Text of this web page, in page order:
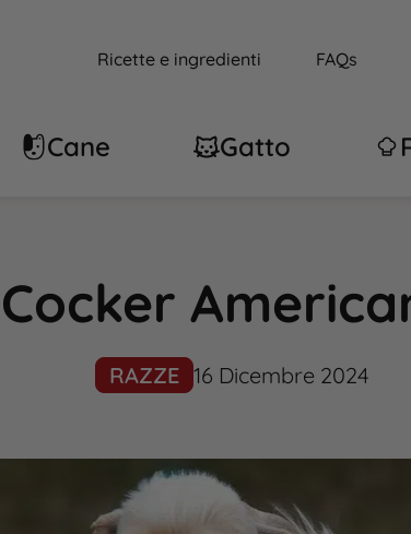
Ricette e ingredienti FAQs
Cane Gatto
Cocker
RAZZE 16 Dicembre 2024